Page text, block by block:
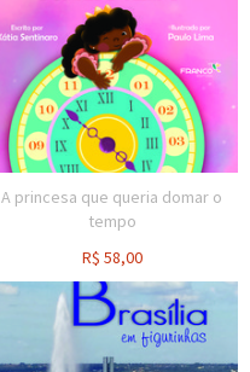
A princesa que queria domar o
tempo
R$ 58,00